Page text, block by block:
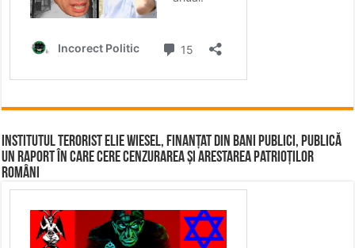
Institutul terorist Elie Wiesel, finanțat din bani publici, publică
un raport în care cere cenzurarea și arestarea patrioților
români